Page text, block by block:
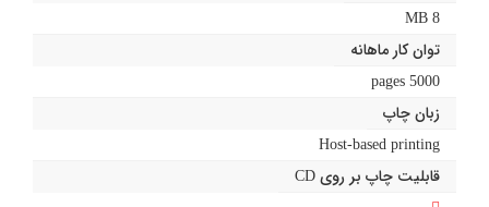
8 MB
توان کار ماهانه
5000 pages
زبان چاپ
Host-based printing
قابلیت چاپ بر روی CD